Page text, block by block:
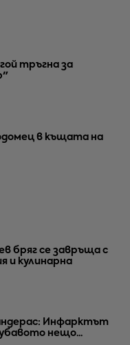
тръгна за
в къщата на
бряг се завръща с
и кулинарна
Инфарктът
нещо...